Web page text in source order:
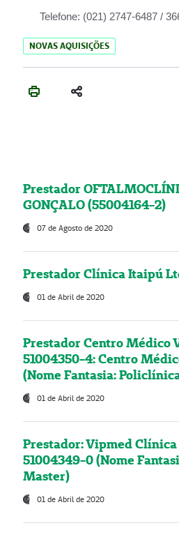
Telefone: (021) 2747-6487 /
NOVAS AQUISIÇÕES
Prestador
GONÇALO (55004164-2)
07 de Agosto de 2020
Prestador Clínica Itaipú
01 de Abril de 2020
Prestador Centro Médico
51004350-4: Centro
(Nome Fantasia:
01 de Abril de 2020
Prestador: Vipmed
51004349-0 (Nome
Master)
01 de Abril de 2020